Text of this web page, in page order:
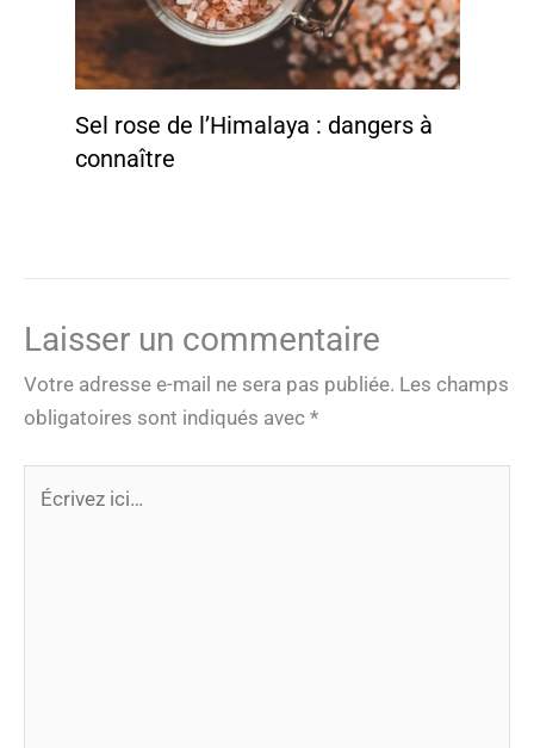
Sel rose de l’Himalaya : dangers à
connaître
Laisser un commentaire
Votre adresse e-mail ne sera pas publiée. Les champs
obligatoires sont indiqués avec *
ici…